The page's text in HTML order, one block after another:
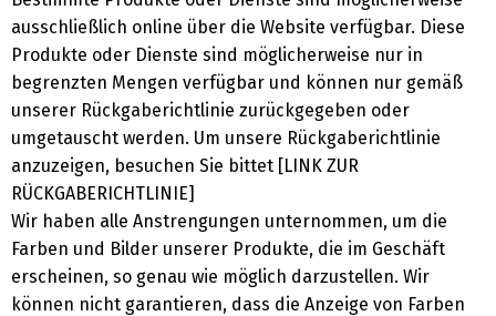
ausschließlich online über die Website verfügbar. Diese
Produkte oder Dienste sind möglicherweise nur in
begrenzten Mengen verfügbar und können nur gemäß
unserer Rückgaberichtlinie zurückgegeben oder
umgetauscht werden. Um unsere Rückgaberichtlinie
anzuzeigen, besuchen Sie bittet [LINK ZUR
RÜCKGABERICHTLINIE]
Wir haben alle Anstrengungen unternommen, um die
Farben und Bilder unserer Produkte, die im Geschäft
erscheinen, so genau wie möglich darzustellen. Wir
können nicht garantieren, dass die Anzeige von Farben